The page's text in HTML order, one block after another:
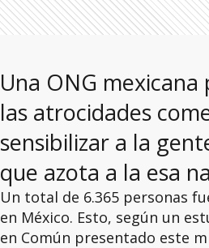
Una ONG
las atrocidades
sensibilizar a la
que azota a la esa
Un total de 6.365 personas
en México. Esto, según un
en Común presentado este